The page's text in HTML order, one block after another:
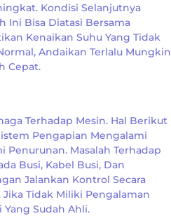
Kondisi Selanjutnya
Ini Bisa Diatasi Bersama
Kenaikan Suhu Yang Tidak
Andaikan Terlalu Mungkin
Cepat.
Terhadap Mesin. Hal Berikut
Pengapian Mengalami
Penurunan. Masalah Terhadap
Busi, Kabel Busi, Dan
Jalankan Kontrol Secara
Tidak Miliki Pengalaman
Sudah Ahli.